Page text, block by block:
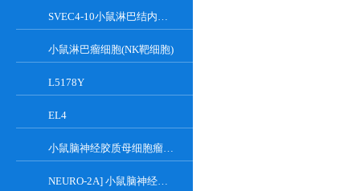
SVEC4-10小鼠淋巴结内皮细胞
小鼠淋巴瘤细胞(NK靶细胞)
L5178Y
EL4
小鼠脑神经胶质母细胞瘤瘤株
NEURO-2A] 小鼠脑神经瘤细胞